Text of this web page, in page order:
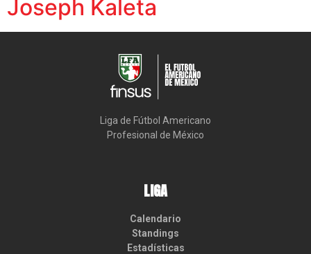
Joseph Kaleta
Liga de Fútbol Americano
Profesional de México
LIGA
Calendario
Standings
Estadísticas